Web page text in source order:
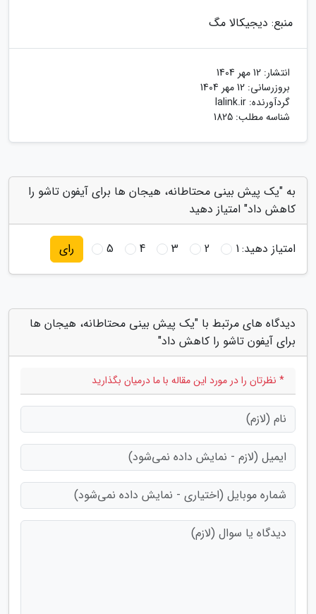
منبع: دیجیکالا مگ
انتشار: 12 مهر 1404
بروزرسانی: 12 مهر 1404
گردآورنده: lalink.ir
شناسه مطلب: 1825
به "یک پیش بینی محتاطانه، هیجان ها برای آیفون تاشو را
کاهش داد" امتیاز دهید
امتیاز دهید:1
2
3
4
5 رای
دیدگاه های مرتبط با "یک پیش بینی محتاطانه، هیجان ها
برای آیفون تاشو را کاهش داد"
* نظرتان را در مورد این مقاله با ما درمیان بگذارید